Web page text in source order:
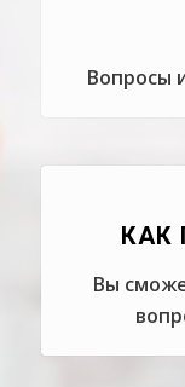
Вопросы
КАК
Вы